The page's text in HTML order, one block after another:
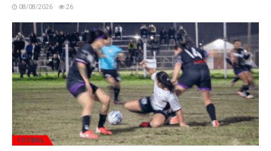
08/08/2026 26
FÚTBOL